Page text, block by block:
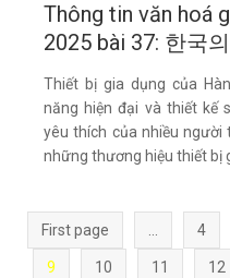
Thông tin văn hoá
2025 bài 37: 한국
Thiết bị gia dụng của
năng hiện đại và thiết kế
yêu thích của nhiều người
những thương hiệu thiết bị
First page 4
9 10 11 12